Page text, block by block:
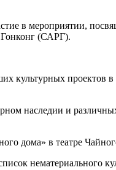
в мероприятии,
Гонконг (САРГ).
проектов в
наследии и
дома» в театре
нематериального